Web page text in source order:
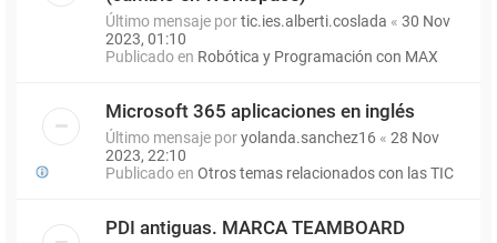
Último mensaje portic.ies.alberti.coslada « 30 Nov
2023, 01:10
Publicado en Robótica y Programación con MAX
Microsoft 365 aplicaciones en inglés
Último mensaje poryolanda.sanchez16 « 28 Nov
2023, 22:10
Publicado en Otros temas relacionados con las TIC
PDI antiguas. MARCA TEAMBOARD